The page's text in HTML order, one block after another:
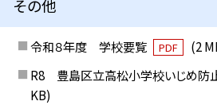
その他
令和８年度 学校要覧 PDF
(2
R8 豊島区立高松小学校いじめ防
KB)